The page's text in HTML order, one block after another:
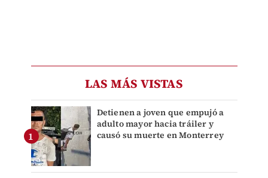
LAS MÁS VISTAS
Detienen a joven que empujó a
adulto mayor hacia tráiler y
causó su muerte en Monterrey